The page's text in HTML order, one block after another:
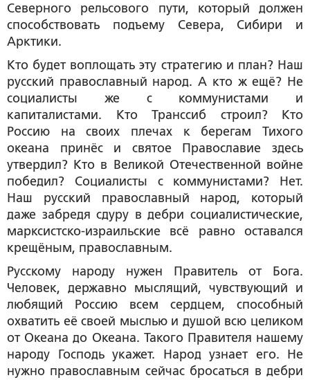
Северного рельсового пути, который должен
способствовать подъему Севера, Сибири и
Арктики.
Кто будет воплощать эту стратегию и план? Наш
русский православный народ. А кто ж ещё? Не
социалисты же с коммунистами и
капиталистами. Кто Транссиб строил? Кто
Россию на своих плечах к берегам Тихого
океана принёс и святое Православие здесь
утвердил? Кто в Великой Отечественной войне
победил? Социалисты с коммунистами? Нет.
Наш русский православный народ, который
даже забредя сдуру в дебри социалистические,
марксистско-израильские всё равно оставался
крещёным, православным.
Русскому народу нужен Правитель от Бога.
Человек, державно мыслящий, чувствующий и
любящий Россию всем сердцем, способный
охватить её своей мыслью и душой всю целиком
от Океана до Океана. Такого Правителя нашему
народу Господь укажет. Народ узнает его. Не
нужно православным сейчас бросаться в дебри